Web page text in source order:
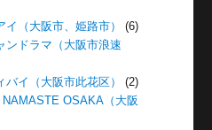
（大阪市、姫路市）
(6)
ンドラマ（大阪市浪速
イ（大阪市此花区）
(2)
OSAKA（大阪